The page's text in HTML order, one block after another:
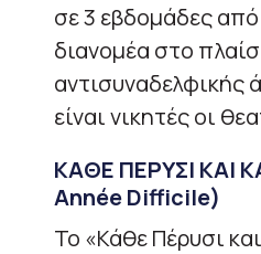
σε 3 εβδομάδες
διανομέα στο
αντισυναδελφικής
είναι νικητές οι
ΚΑΘΕ ΠΕΡΥΣΙ ΚΑΙ
Année Difficile)
Το «Κάθε Πέρυσι